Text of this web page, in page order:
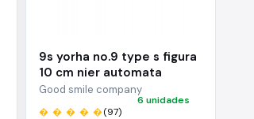
9s yorha no.9 type s figura
10 cm nier automata
nendoroid
Good smile company
� � � � �(97)
6 unidades